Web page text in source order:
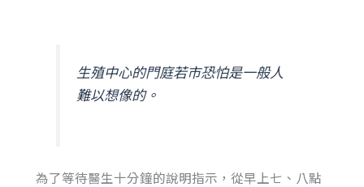
生殖中心的門庭若市恐怕是一般人
難以想像的。
為了等待醫生十分鐘的說明指示，從早上七、八點